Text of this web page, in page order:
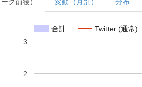
合計 Twitter (通常)
2
3